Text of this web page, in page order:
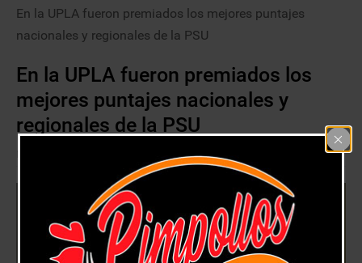
En la UPLA fueron premiados los mejores puntajes
nacionales y regionales de la PSU
En la UPLA fueron premiados los
mejores puntajes nacionales y
regionales de la PSU